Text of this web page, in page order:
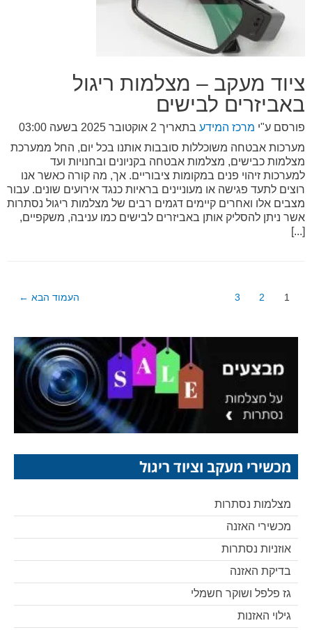
מכשירי מעקב וציוד ריגול
מצלמות נסתרות
מכשירי האזנה
אוזניות נסתרות
בדיקת האזנה
גז פלפל ושוקר חשמלי
גילוי האזנות
ציוד מעקב – מצלמות ריגול
באביזרים לבישים
פורסם ע"י מרכז המידע בתאריך 2 אוקטובר 2025 בשעה 03:00
מערכות אבטחה משוכללות סובבות אותנו בכל יום, החל ממערכת
מצלמות כבישים, מצלמות אבטחה בקניונים ובחנויות ועד
למערכות זיהוי פנים במקומות ציבוריים. אך, מה קורה כאשר אנו
רוצים לתעד פגישה או מעוניינים בראיות כנגד אירועים שונים. עבור
מצבים אלו ואחרים קיימים דגמים רבים של מצלמות ריגול נסתרות
אשר ניתן להסליק אותן באביזרים לבישים כמו עניבה, משקפיים,
[...]
Posts
1
2
3 העמוד הבא ←